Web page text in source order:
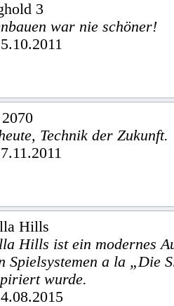
3
war nie schöner!
Technik der Zukunft.
Hills
Hills ist ein modernes
Spielsystemen a la „Die
wurde.